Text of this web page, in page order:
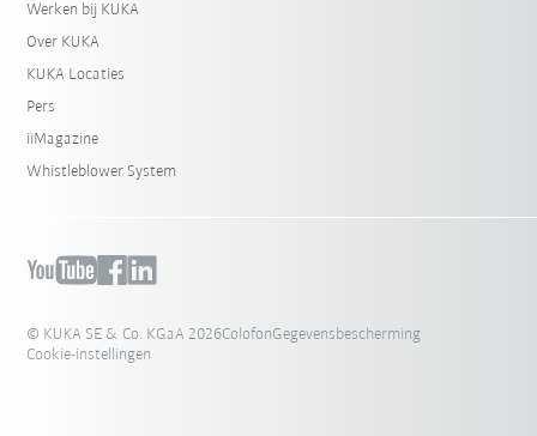
Werken bij KUKA
Over KUKA
KUKA Locaties
Pers
iiMagazine
Whistleblower System
© KUKA SE & Co. KGaA 2026ColofonGegevensbescherming
Cookie-instellingen